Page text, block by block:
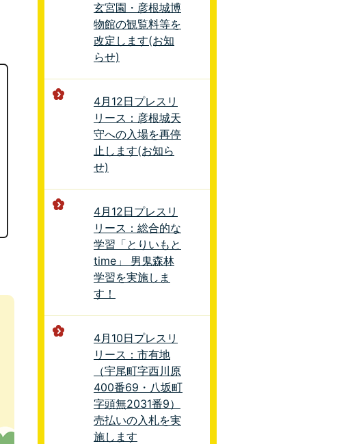
玄宮園・彦根城博
物館の観覧料等を
改定します(お知
らせ)
4月12日プレスリ
リース：彦根城天
守への入場を再停
止します(お知ら
せ)
4月12日プレスリ
リース：総合的な
学習「とりいもと
time」 男鬼森林
学習を実施しま
す！
4月10日プレスリ
リース：市有地
（宇尾町字西川原
400番69・八坂町
字頭無2031番9）
売払いの入札を実
施します